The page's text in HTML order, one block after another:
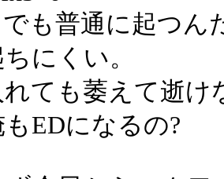
でも普通に起つん
にくい。
ても萎えて逝け
EDになるの?